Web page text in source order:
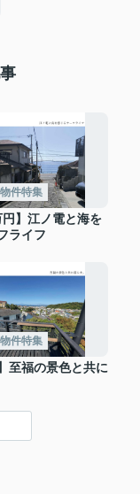
件特集
円】江ノ電と海を
ライフ
件特集
至福の景色と共に